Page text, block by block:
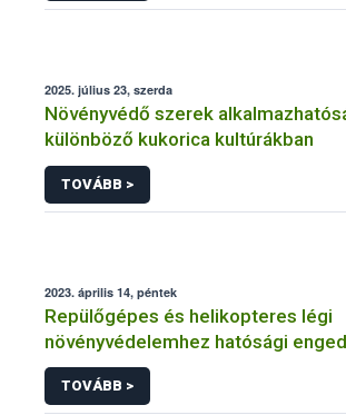
2025. július 23, szerda
Növényvédő szerek
különböző kukorica kultúrákban
TOVÁBB >
2023. április 14, péntek
Repülőgépes és helikopteres légi
növényvédelemhez hatósági
rendelkező szervezetek
TOVÁBB >